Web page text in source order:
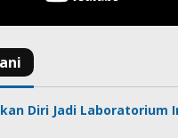
Diri Jadi Laboratorium